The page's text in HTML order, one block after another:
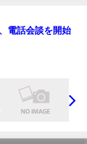
電話会談を開始